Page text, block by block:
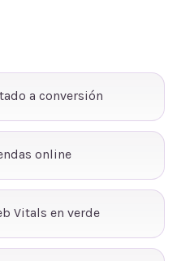
a conversión
online
Vitals en verde